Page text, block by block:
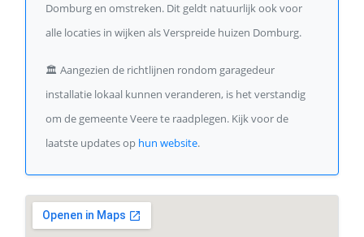
Domburg en omstreken. Dit geldt natuurlijk ook voor
alle locaties in wijken als Verspreide huizen Domburg.
🏛️ Aangezien de richtlijnen rondom garagedeur
installatie lokaal kunnen veranderen, is het verstandig
om de gemeente Veere te raadplegen. Kijk voor de
laatste updates op hun website.